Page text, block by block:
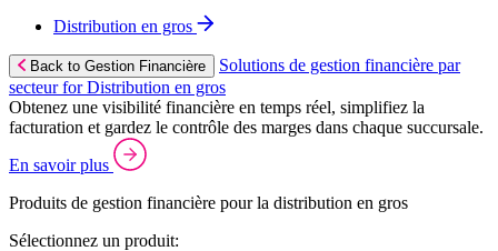
Distribution en gros
Back to Gestion Financière
Solutions de gestion financière par
secteur for Distribution en gros
Obtenez une visibilité financière en temps réel, simplifiez la
facturation et gardez le contrôle des marges dans chaque succursale.
En savoir plus
Produits de gestion financière pour la distribution en gros
Sélectionnez un produit: